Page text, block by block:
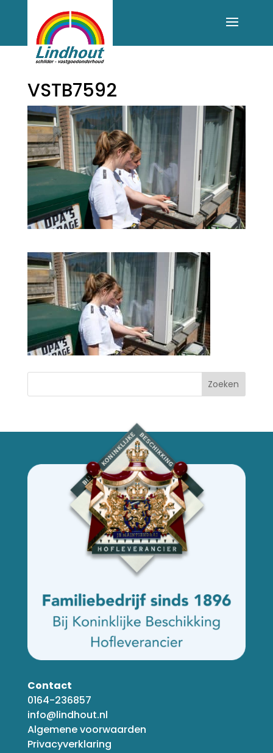
VSTB7592
Zoeken
Contact
0164-236857
info@lindhout.nl
Algemene voorwaarden
Privacyverklaring